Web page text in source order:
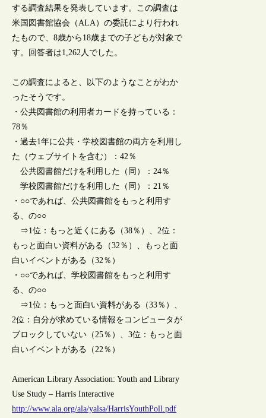
する調査結果を発表しています。この調査は
米国図書館協会（ALA）の委託により行われ
たもので、8歳から18歳までの子どもが対象で
す。回答者は1,262人でした。
この調査によると、以下のようなことがわか
ったそうです。
・公共図書館の利用者カードを持っている：
78％
・過去1年に公共・学校図書館の両方を利用し
た（ウェブサイトを含む）：42％
公共図書館だけを利用した（同）：24％
学校図書館だけを利用した（同）：21％
・○○であれば、公共図書館をもっと利用す
る、の○○
⇒1位：もっと近くにある（38％）、2位：
もっと面白い資料がある（32％）、もっと面
白いイベントがある（32％）
・○○であれば、学校図書館をもっと利用す
る、の○○
⇒1位：もっと面白い資料がある（33％）、
2位：自分が求めている情報をコンピュータが
ブロックしていない（25％）、3位：もっと面
白いイベントがある（22％）
American Library Association: Youth and Library
Use Study – Harris Interactive
http://www.ala.org/ala/yalsa/HarrisYouthPoll.pdf